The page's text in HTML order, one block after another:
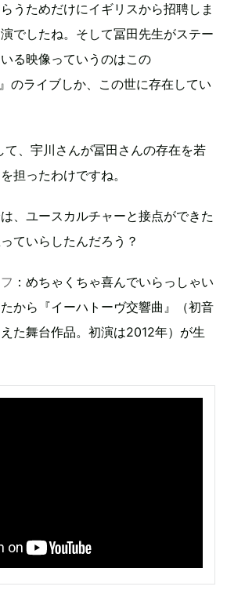
うためだけにイギリスから招聘しま
でしたね。そして冨田先生がステー
る映像っていうのはこの
のライブしか、この世に存在してい
、宇川さんが冨田さんの存在を若
担ったわけですね。
、ユースカルチャーと接点ができた
ていらしたんだろう？
：めちゃくちゃ喜んでいらっしゃい
から『イーハトーヴ交響曲』（初音
た舞台作品。初演は2012年）が生